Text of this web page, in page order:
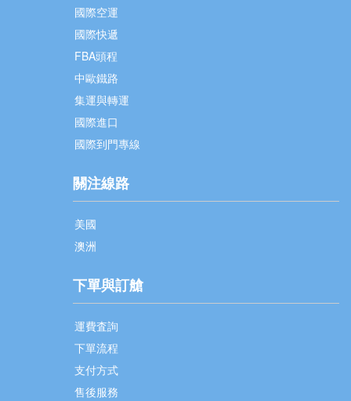
國際空運
國際快遞
FBA頭程
中歐鐵路
集運與轉運
國際進口
國際到門專線
關注線路
美國
澳洲
下單與訂艙
運費査詢
下單流程
支付方式
售後服務